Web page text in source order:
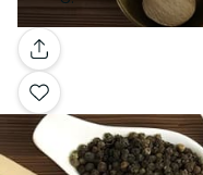
Galería